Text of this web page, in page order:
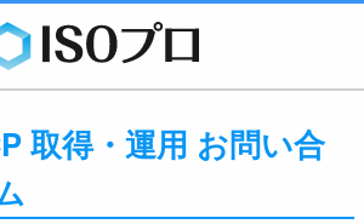
取得・運用 お問い合